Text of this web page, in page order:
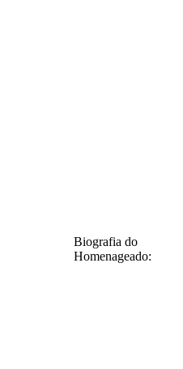
Biografia do
Homenageado: